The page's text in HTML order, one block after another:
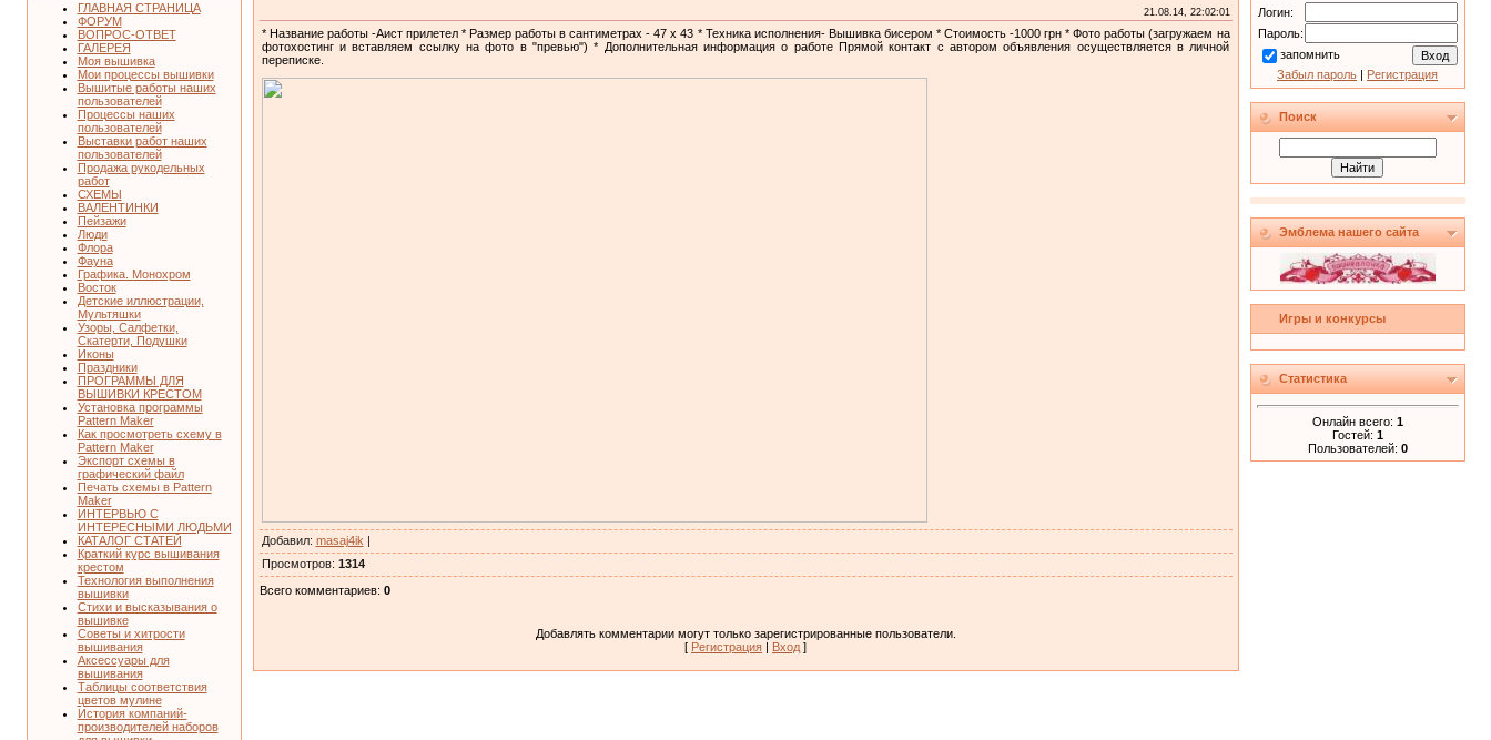
ГЛАВНАЯ СТРАНИЦА
ФОРУМ
ВОПРОС-ОТВЕТ
ГАЛЕРЕЯ
Моя вышивка
Мои процессы вышивки
Вышитые работы наших
пользователей
Процессы наших
пользователей
Выставки работ наших
пользователей
Продажа рукодельных
работ
СХЕМЫ
ВАЛЕНТИНКИ
Пейзажи
Люди
Флора
Фауна
Графика. Монохром
Восток
Детские иллюстрации,
Мультяшки
Узоры, Салфетки,
Скатерти, Подушки
Иконы
Праздники
ПРОГРАММЫ ДЛЯ
ВЫШИВКИ КРЕСТОМ
Установка программы
Pattern Maker
Как просмотреть схему в
Pattern Maker
Экспорт схемы в
графический файл
Печать схемы в Pattern
Maker
ИНТЕРВЬЮ С
ИНТЕРЕСНЫМИ ЛЮДЬМИ
КАТАЛОГ СТАТЕЙ
Краткий курс вышивания
крестом
Технология выполнения
вышивки
Стихи и высказывания о
вышивке
Советы и хитрости
вышивания
Аксессуары для
вышивания
Таблицы соответствия
цветов мулине
История компаний-
производителей наборов
21.08.14, 22:02:01
* Название работы -Аист прилетел * Размер работы в сантиметрах - 47 x 43 * Техника исполнения- Вышивка бисером * Стоимость -1000 грн * Фото работы (загружаем на
фотохостинг и вставляем ссылку на фото в "превью") * Дополнительная информация о работе Прямой контакт с автором объявления осуществляется в личной
переписке.
Добавил: masaj4ik |
Просмотров: 1314
Всего комментариев: 0
Добавлять комментарии могут только зарегистрированные пользователи.
[ Регистрация | Вход ]
Логин:
Пароль:
запомнить
Забыл пароль | Регистрация
Поиск
Эмблема нашего сайта
Игры и конкурсы
Статистика
Онлайн всего: 1
Гостей: 1
Пользователей: 0